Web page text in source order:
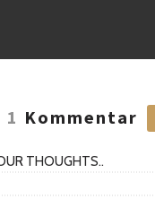
1 Kommentar